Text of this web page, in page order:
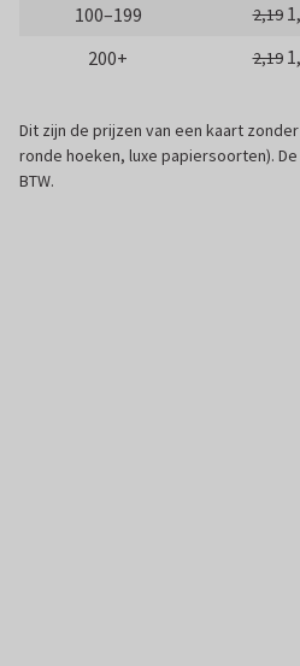
100–199
2,19
200+
2,19
Dit zijn de prijzen van een kaart
ronde hoeken, luxe papiersoorten).
BTW.